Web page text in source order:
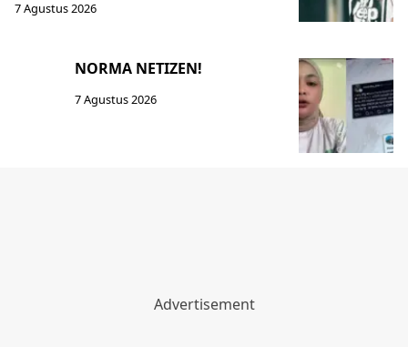
7 Agustus 2026
NORMA NETIZEN!
7 Agustus 2026